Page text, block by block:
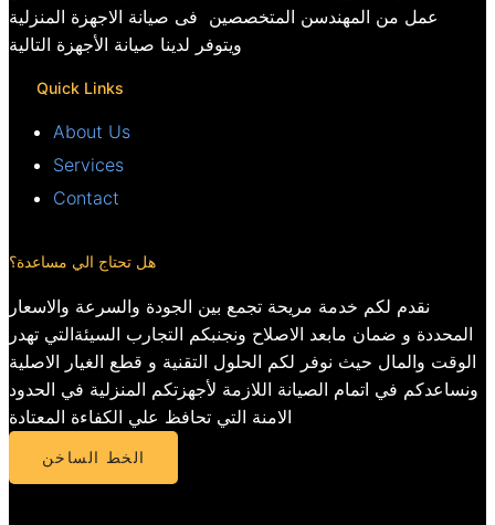
عمل من المهندسن المتخصصين فى صيانة الاجهزة المنزلية
ويتوفر لدينا صيانة الأجهزة التالية
Quick Links
About Us
Services
Contact
هل تحتاج الي مساعدة؟
نقدم لكم خدمة مريحة تجمع بين الجودة والسرعة والاسعار
المحددة و ضمان مابعد الاصلاح ونجنبكم التجارب السيئةالتي تهدر
الوقت والمال حيث نوفر لكم الحلول التقنية و قطع الغيار الاصلية
ونساعدكم في اتمام الصيانة اللازمة لأجهزتكم المنزلية في الحدود
الامنة التي تحافظ علي الكفاءة المعتادة
الخط الساخن